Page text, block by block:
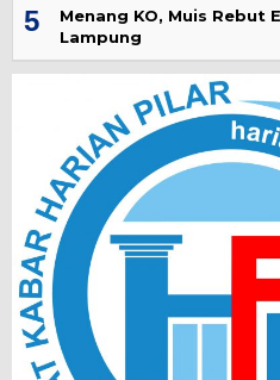
5
Menang KO, Muis Rebut
Lampung